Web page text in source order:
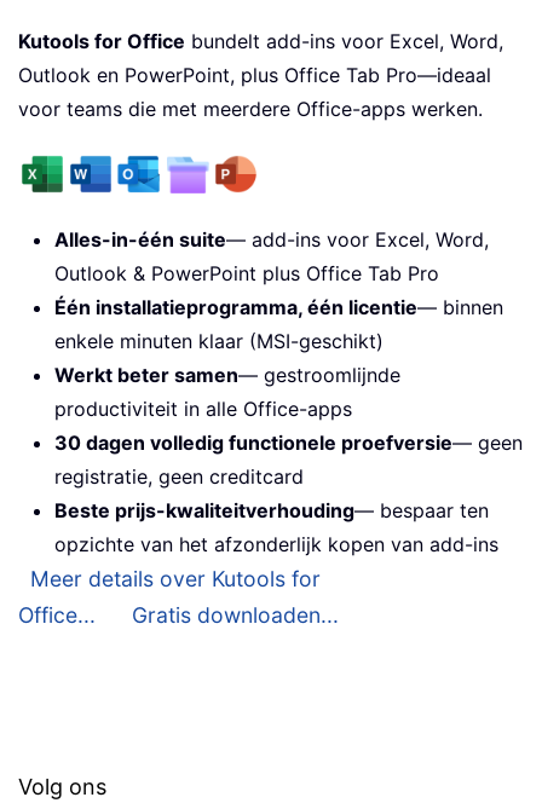
Kutools for Office bundelt add-ins voor Excel, Word,
Outlook en PowerPoint, plus Office Tab Pro—ideaal
voor teams die met meerdere Office-apps werken.
Alles-in-één suite— add-ins voor Excel, Word,
Outlook & PowerPoint plus Office Tab Pro
Één installatieprogramma, één licentie— binnen
enkele minuten klaar (MSI-geschikt)
Werkt beter samen— gestroomlijnde
productiviteit in alle Office-apps
30 dagen volledig functionele proefversie— geen
registratie, geen creditcard
Beste prijs-kwaliteitverhouding— bespaar ten
opzichte van het afzonderlijk kopen van add-ins
Meer details over Kutools for
Office...
Gratis downloaden...
Volg ons